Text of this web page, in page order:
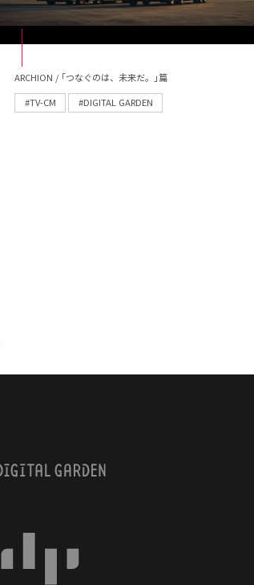
ARCHION / ｢つなぐのは、未来だ。｣篇
#TV-CM
#DIGITAL GARDEN